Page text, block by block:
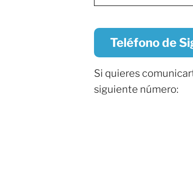
Teléfono de
Si quieres
siguiente número: